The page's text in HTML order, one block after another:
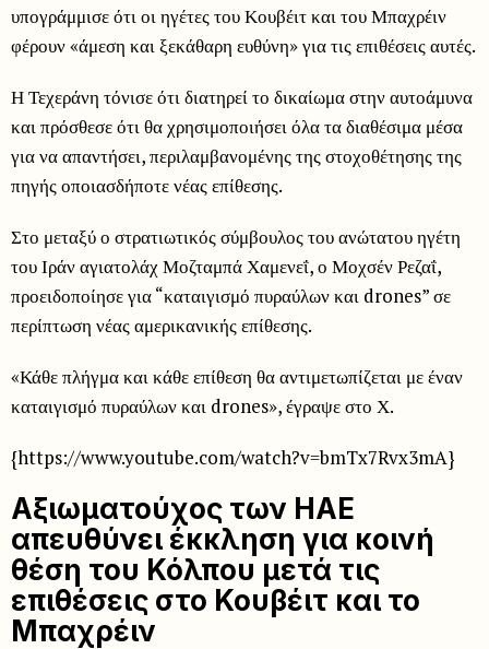
υπογράμμισε ότι οι ηγέτες του Κουβέιτ και του Μπαχρέιν
φέρουν «άμεση και ξεκάθαρη ευθύνη» για τις επιθέσεις αυτές.
Η Τεχεράνη τόνισε ότι διατηρεί το δικαίωμα στην αυτοάμυνα
και πρόσθεσε ότι θα χρησιμοποιήσει όλα τα διαθέσιμα μέσα
για να απαντήσει, περιλαμβανομένης της στοχοθέτησης της
πηγής οποιασδήποτε νέας επίθεσης.
Στο μεταξύ ο στρατιωτικός σύμβουλος του ανώτατου ηγέτη
του Ιράν αγιατολάχ Μοζταμπά Χαμενεΐ, ο Μοχσέν Ρεζαΐ,
προειδοποίησε για “καταιγισμό πυραύλων και drones” σε
περίπτωση νέας αμερικανικής επίθεσης.
«Κάθε πλήγμα και κάθε επίθεση θα αντιμετωπίζεται με έναν
καταιγισμό πυραύλων και drones», έγραψε στο Χ.
{https://www.youtube.com/watch?v=bmTx7Rvx3mA}
Αξιωματούχος των ΗΑΕ
απευθύνει έκκληση για κοινή
θέση του Κόλπου μετά τις
επιθέσεις στο Κουβέιτ και το
Μπαχρέιν